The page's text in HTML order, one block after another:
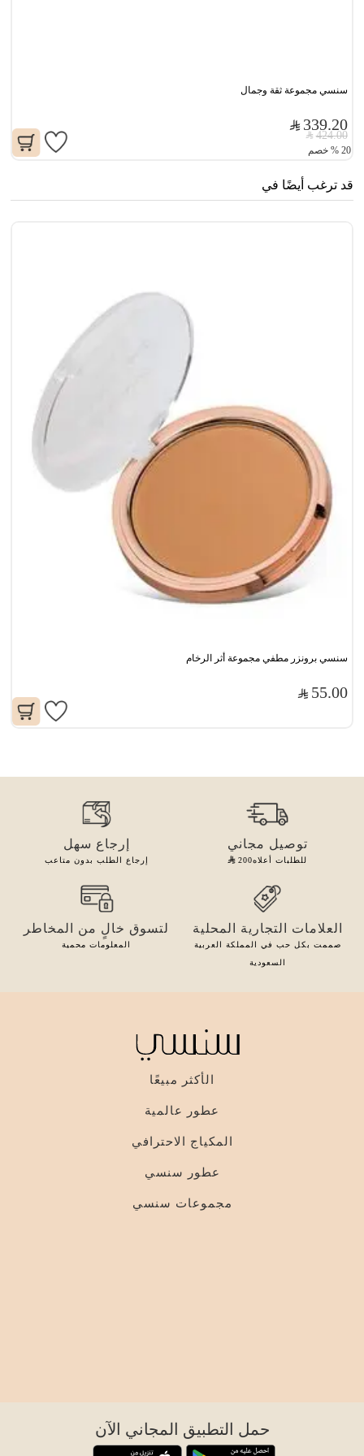
سنسي مجموعة ثقة وجمال
339.20
424.00
20
% خصم
قد ترغب أيضًا في
سنسي برونزر مطفي مجموعة أثر الرخام
55.00
توصيل مجاني
للطلبات أعلاه200
إرجاع سهل
إرجاع الطلب بدون متاعب
العلامات التجارية المحلية
صممت بكل حب في المملكة العربية
السعودية
لتسوق خالٍ من المخاطر
المعلومات محمية
الأكثر مبيعًا
عطور عالمية
المكياج الاحترافي
عطور سنسي
مجموعات سنسي
حمل التطبيق المجاني الآن